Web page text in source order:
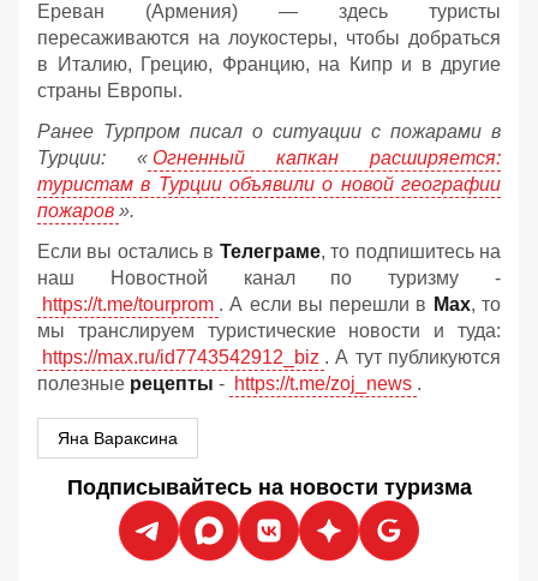
Ереван (Армения) — здесь туристы
пересаживаются на лоукостеры, чтобы добраться
в Италию, Грецию, Францию, на Кипр и в другие
страны Европы.
Ранее Турпром писал о ситуации с пожарами в
Турции: « Огненный капкан расширяется:
туристам в Турции объявили о новой географии
пожаров ».
Если вы остались в Телеграме, то подпишитесь на
наш Новостной канал по туризму -
https://t.me/tourprom . А если вы перешли в Мах, то
мы транслируем туристические новости и туда:
https://max.ru/id7743542912_biz . А тут публикуются
полезные рецепты - https://t.me/zoj_news .
Яна Вараксина
Подписывайтесь на новости туризма